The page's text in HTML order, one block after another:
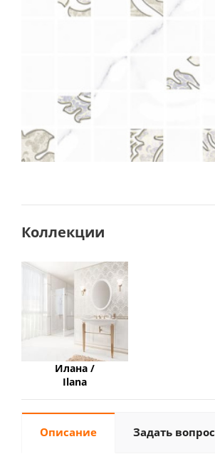
Коллекции
Илана /
Ilana
Описание Задать вопрос